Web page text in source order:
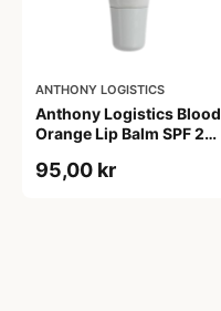
ANTHONY LOGISTICS
Anthony Logistics Blood
Orange Lip Balm SPF 25
95,00 kr